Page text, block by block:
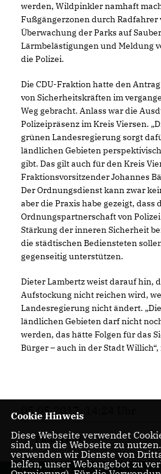
werden, Wildpinkler namhaft
Fußgängerzonen durch
Überwachung der Parks auf
Lärmbelästigungen und Meldung
die Polizei.
Die CDU-Fraktion hatte den
von Sicherheitskräften im
Weg gebracht. Anlass war die
Polizeipräsenz im Kreis Viersen.
grünen Landesregierung sorgt
ländlichen Gebieten
gibt. Das gilt auch für den Kreis
Fraktionsvorsitzender Johannes
Der Ordnungsdienst kann zwar
aber die Praxis habe gezeigt, dass
Ordnungspartnerschaft von
Stärkung der inneren Sicherheit
die städtischen Bediensteten
gegenseitig unterstützen.
Dieter Lambertz weist darauf hin,
Aufstockung nicht reichen wird,
Landesregierung nicht ändert.
ländlichen Gebieten darf nicht
werden, das hätte Folgen für das
Bürger – auch in der Stadt
05.05.2017, 14:24 Uhr
FRAKTION
Cookie Hinweis
Diese Webseite verwendet
sind, um die Webseite zu
verwenden wir Dienste von
helfen, unser Webangebot zu